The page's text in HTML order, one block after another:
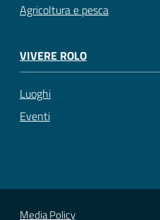
Agricoltura e pesca
VIVERE ROLO
Luoghi
Eventi
Media Policy